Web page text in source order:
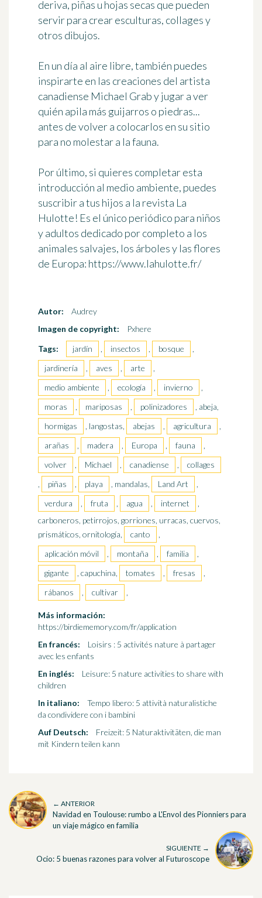
deriva, piñas u hojas secas que pueden
servir para crear esculturas, collages y
otros dibujos.
En un día al aire libre, también puedes
inspirarte en las creaciones del artista
canadiense Michael Graby jugar a ver
quién apila más guijarros o piedras...
antes de volver a colocarlos en su sitio
para no molestar a la fauna.
Por último, si quieres completar esta
introducción al medio ambiente, puedes
suscribir a tus hijos a la revista La
Hulotte! Es el único periódico para niños
y adultos dedicado por completo a los
animales salvajes, los árboles y las flores
de Europa: https://www.lahulotte.fr/
Autor:
Audrey
Imagen de copyright:
Pxhere
Tags:
jardín , insectos , bosque
,
jardinería
, aves , arte
,
medio ambiente
, ecología , invierno
,
moras
, mariposas , polinizadores
, abeja,
hormigas
, langostas, abejas , agricultura
,
arañas
, madera , Europa , fauna
,
volver
, Michael , canadiense ,
collages
,
piñas , playa , mandalas, Land Art
,
verdura
, fruta , agua , internet
,
carboneros, petirrojos, gorriones, urracas, cuervos,
prismáticos, ornitología,
canto
,
aplicación móvil
, montaña , familia
,
gigante
, capuchina, tomates , fresas
,
rábanos
, cultivar ,
Más información:
https://birdiememory.com/fr/application
En francés:
Loisirs : 5 activités nature à partager
avec les enfants
En inglés:
Leisure: 5 nature activities to share with
children
In italiano:
Tempo libero: 5 attività naturalistiche
da condividere con i bambini
Auf Deutsch:
Freizeit: 5 Naturaktivitäten, die man
mit Kindern teilen kann
← ANTERIOR
Navidad en Toulouse: rumbo a L'Envol des Pionniers para
un viaje mágico en familia
SIGUIENTE →
Ocio: 5 buenas razones para volver al Futuroscope